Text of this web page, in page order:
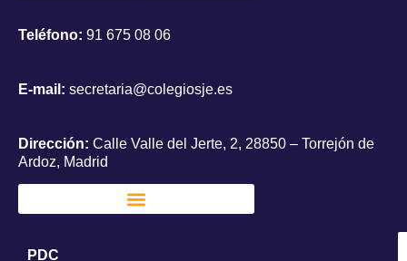
Teléfono: 91 675 08 06
E-mail: secretaria@colegiosje.es
Dirección: Calle Valle del Jerte, 2, 28850 – Torrejón de
Ardoz, Madrid
PDC